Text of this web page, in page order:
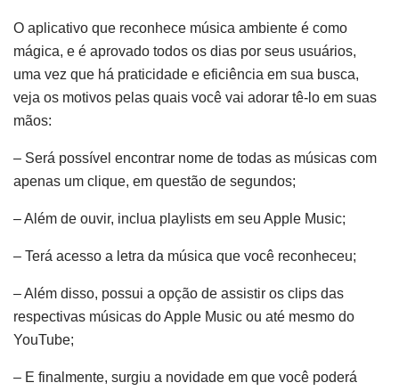
O aplicativo que reconhece música ambiente é como
mágica, e é aprovado todos os dias por seus usuários,
uma vez que há praticidade e eficiência em sua busca,
veja os motivos pelas quais você vai adorar tê-lo em suas
mãos:
– Será possível encontrar nome de todas as músicas com
apenas um clique, em questão de segundos;
– Além de ouvir, inclua playlists em seu Apple Music;
– Terá acesso a letra da música que você reconheceu;
– Além disso, possui a opção de assistir os clips das
respectivas músicas do Apple Music ou até mesmo do
YouTube;
– E finalmente, surgiu a novidade em que você poderá